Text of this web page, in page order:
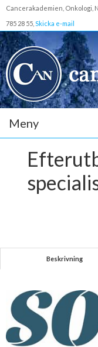
Cancerakademien, Onkologi,
785 28 55, Skicka e-mail
Meny
Beskrivning